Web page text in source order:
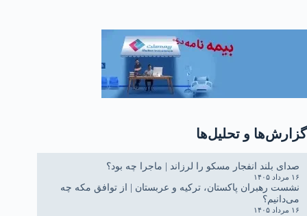
گزارش‌ها و تحلیل‌ها
صدای بلند انفجار مسکو را لرزاند | ماجرا چه بود؟
۱۶ مرداد ۱۴۰۵
نشست رهبران پاکستان، ترکیه و عربستان | از توافق مکه چه
می‌دانیم؟
۱۶ مرداد ۱۴۰۵